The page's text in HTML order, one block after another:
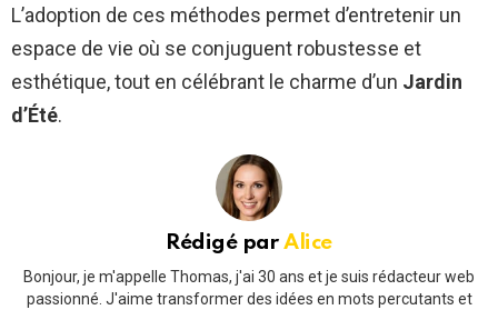
L’adoption de ces méthodes permet d’entretenir un
espace de vie où se conjuguent robustesse et
esthétique, tout en célébrant le charme d’un Jardin
d’Été.
Rédigé parAlice
Bonjour, je m'appelle Thomas, j'ai 30 ans et je suis rédacteur web
passionné. J'aime transformer des idées en mots percutants et